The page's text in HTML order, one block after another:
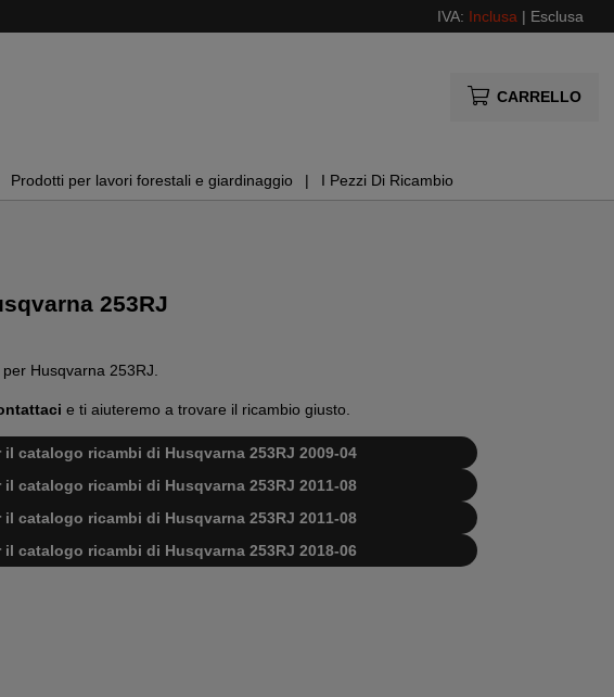
IVA: Inclusa | Esclusa
CARRELLO
Prodotti per lavori forestali e giardinaggio I Pezzi Di Ricambio
253RJ
Husqvarna 253RJ.
e ti aiuteremo a trovare il ricambio giusto.
catalogo ricambi di Husqvarna 253RJ 2009-04
catalogo ricambi di Husqvarna 253RJ 2011-08
catalogo ricambi di Husqvarna 253RJ 2011-08
catalogo ricambi di Husqvarna 253RJ 2018-06